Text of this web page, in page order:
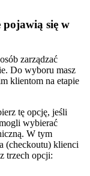
się w
zarządzać
Do wyboru masz
klientom na etapie
tę opcję, jeśli
wybierać
W tym
(checkoutu) klienci
trzech opcji: